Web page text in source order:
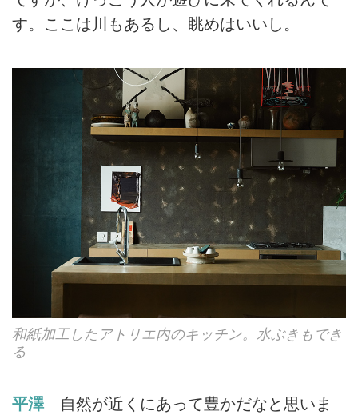
す。ここは川もあるし、眺めはいいし。
和紙加工したアトリエ内のキッチン。水ぶきもでき
る
平澤自然が近くにあって豊かだなと思いま